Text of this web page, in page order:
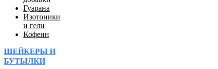
Гуарана
Изотоники
и гели
Кофеин
ШЕЙКЕРЫ И
БУТЫЛКИ